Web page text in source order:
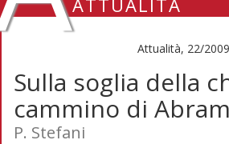
Attualità, 22/
Sulla soglia della
cammino di
P. Stefani